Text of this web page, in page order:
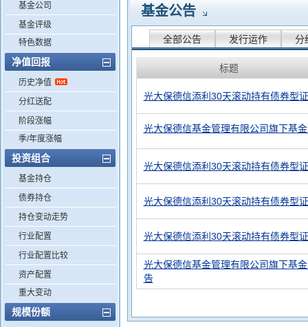
基金公司
基金评级
特色数据
净值回报
历史净值
分红送配
阶段涨幅
季/年度涨幅
投资组合
基金持仓
债券持仓
持仓变动走势
行业配置
行业配置比较
资产配置
重大变动
规模份额
基金公告
全部公告 发行运作 分
标题
光大保德信添利30天滚动持有债券型
光大保德信基金管理有限公司旗下基
光大保德信添利30天滚动持有债券型
光大保德信添利30天滚动持有债券型
光大保德信添利30天滚动持有债券型
光大保德信基金管理有限公司旗下基
告